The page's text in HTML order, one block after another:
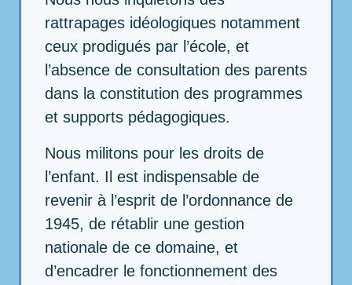
rattrapages idéologiques notamment
ceux prodigués par l’école, et
l’absence de consultation des parents
dans la constitution des programmes
et supports pédagogiques.
Nous militons pour les droits de
l’enfant. Il est indispensable de
revenir à l’esprit de l’ordonnance de
1945, de rétablir une gestion
nationale de ce domaine, et
d’encadrer le fonctionnement des